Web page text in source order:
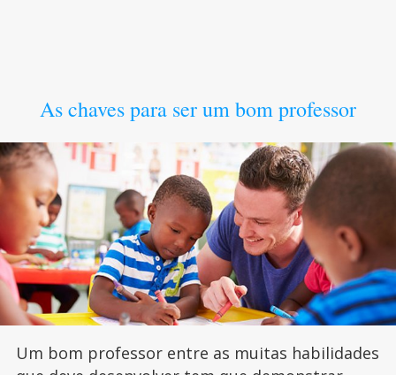
As chaves para ser um bom professor
Um bom professor entre as muitas habilidades